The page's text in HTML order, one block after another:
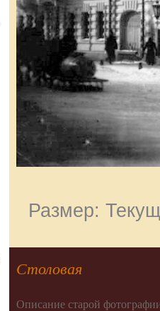
Размер:
Столовая
Описание старой